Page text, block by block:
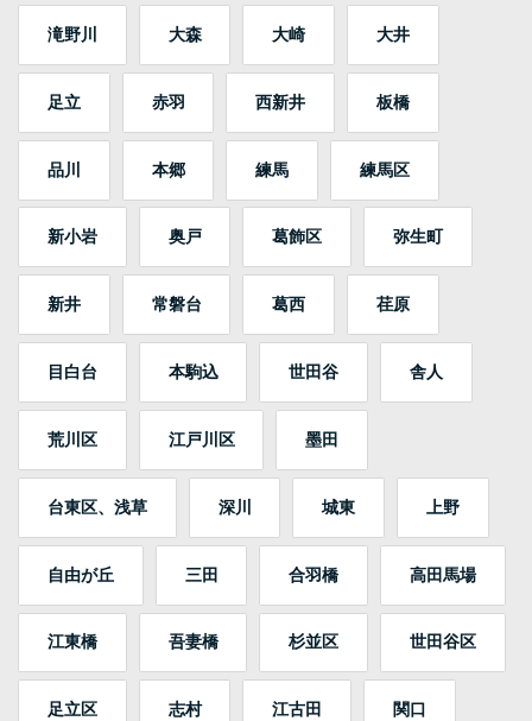
滝野川 大森 大崎 大井
足立 赤羽 西新井 板橋
品川 本郷 練馬 練馬区
新小岩 奥戸 葛飾区 弥生町
新井 常磐台 葛西 荏原
目白台 本駒込 世田谷 舎人
荒川区 江戸川区 墨田
台東区、浅草 深川 城東 上野
自由が丘 三田 合羽橋 高田馬場
江東橋 吾妻橋 杉並区 世田谷区
足立区 志村 江古田 関口